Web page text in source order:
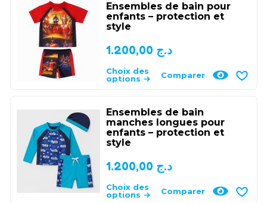
Ensembles de bain pour
enfants – protection et
style
د.ج
Choix des
options
Comparer
Ensembles de bain
manches longues pour
enfants – protection et
style
د.ج
Choix des
options
Comparer